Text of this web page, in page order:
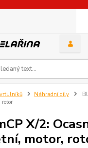
Náhradní díly
X/2:
motor,